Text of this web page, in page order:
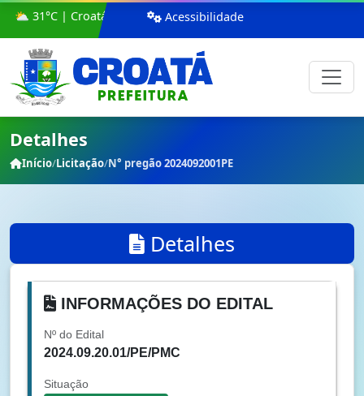
Acessibilidade
⛅ 31°C | Croatá
Detalhes
Início/Licitação/N° pregão 2024092001PE
Detalhes
INFORMAÇÕES DO EDITAL
Nº do Edital
2024.09.20.01/PE/PMC
Situação